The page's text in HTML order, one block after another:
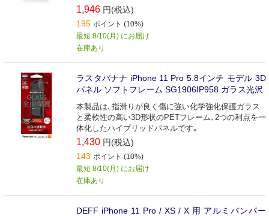
1,946 円(税込)
195 ポイント (10%)
最短 8/10(月) にお届け
在庫あり
ラスタバナナ iPhone 11 Pro 5.8インチ モデル 3D
パネル ソフトフレーム SG1906IP958 ガラス光沢
本製品は､指滑りが良く傷に強い化学強化保護ガラス
と柔軟性の高い3D形状のPETフレーム､2つの利点を一
体化したハイブリッドパネルです｡
1,430 円(税込)
143 ポイント (10%)
最短 8/10(月) にお届け
在庫あり
DEFF iPhone 11 Pro / XS / X 用 アルミバンパー